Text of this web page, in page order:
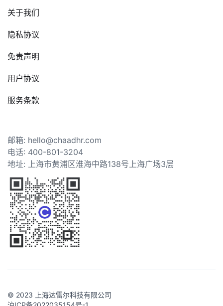
关于我们
隐私协议
免责声明
用户协议
服务条款
邮箱: hello@chaadhr.com
电话: 400-801-3204
地址: 上海市黄浦区淮海中路138号上海广场3层
© 2023 上海达雷尔科技有限公司